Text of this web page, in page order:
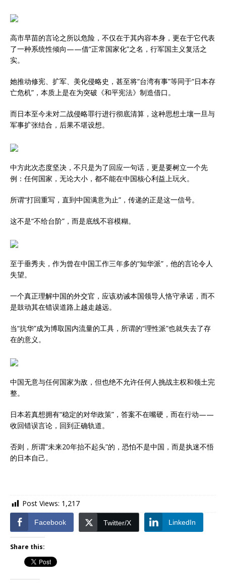
高市早苗的言论之所以危险，不仅在于其内容本身，更在于它代表
了一种系统性倾向——借“正常国家化”之名，行军国主义复活之
实。
她推动修宪、扩军、美化侵略史，甚至将“台湾有事”等同于“日本存
亡危机”，本质上是在为突破《和平宪法》制造借口。
而日本至今未对二战侵略罪行进行彻底清算，这种思想土壤一旦与
军事扩张结合，后果不堪设想。
中方此次态度坚决，不只是为了回应一句话，更是要树立一个先
例：任何国家，无论大小，都不能在中国核心利益上玩火。
所谓“打回重写，直到中国满意为止”，传递的正是这一信号。
这不是“不给台阶”，而是底线不容模糊。
至于垂秀夫，作为曾在中国工作三年多的“知华派”，他的言论令人
失望。
一个真正理解中国的外交官，应该劝诫本国领导人恪守承诺，而不
是鼓动其在错误道路上越走越远。
当“抗华”成为博取国内流量的工具，所谓的“理性派”也就失去了存
在的意义。
中国无意与任何国家为敌，但也绝不允许任何人挑战主权和领土完
整。
日本若真想拥有“稳定的对华政策”，答案不在嘴硬，而在行动——
收回错误言论，回到正确轨道。
否则，所谓“未来20年抬不起头”的，恐怕不是中国，而是执迷不悟
的日本自己。
Post Views: 1,217
Facebook Twitter/X LinkedIn
Share this: